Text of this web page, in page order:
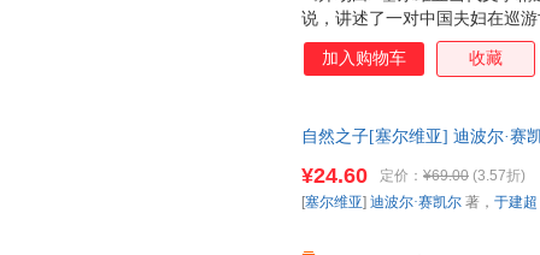
说，讲述了一对中国夫妇在巡
因遭到人贩子的劫持，在逃难
遇到的塞尔维亚人。历经千辛
加入购物车 收藏
自然之子[塞尔维亚] 迪波尔·赛
¥24.60 定价： ¥69.00 (3.57折)
[塞尔维亚] 迪波尔·赛凯尔 著， 于建超